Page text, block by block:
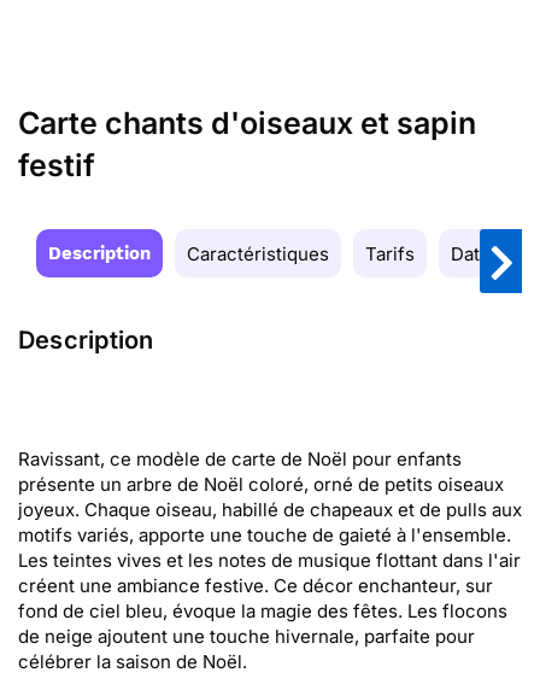
Carte chants d'oiseaux et sapin
festif
Description Caractéristiques Tarifs Date de
Description
Ravissant, ce modèle de carte de Noël pour enfants
présente un arbre de Noël coloré, orné de petits oiseaux
joyeux. Chaque oiseau, habillé de chapeaux et de pulls aux
motifs variés, apporte une touche de gaieté à l'ensemble.
Les teintes vives et les notes de musique flottant dans l'air
créent une ambiance festive. Ce décor enchanteur, sur
fond de ciel bleu, évoque la magie des fêtes. Les flocons
de neige ajoutent une touche hivernale, parfaite pour
célébrer la saison de Noël.